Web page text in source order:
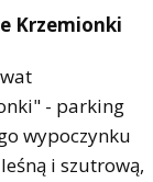
Krzemionki
- parking
wypoczynku
i szutrową,